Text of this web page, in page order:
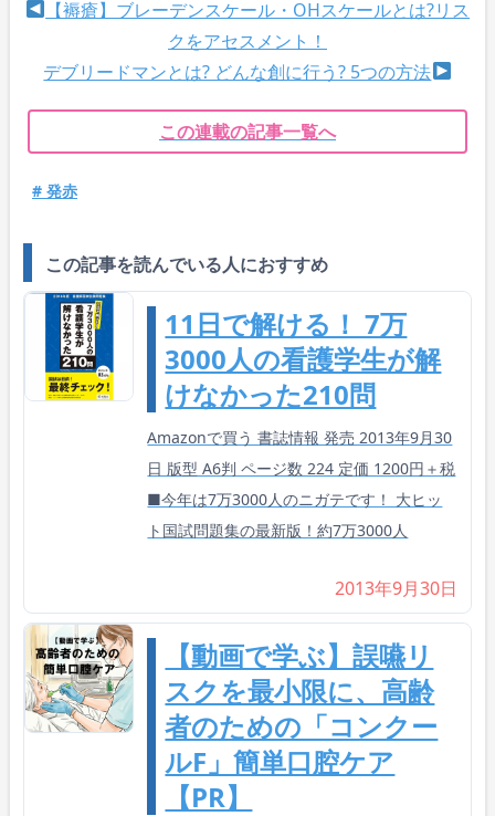
【褥瘡】ブレーデンスケール・OHスケールとは?リス
クをアセスメント！
デブリードマンとは? どんな創に行う? 5つの方法
この連載の記事一覧へ
# 発赤
この記事を読んでいる人におすすめ
11日で解ける！ 7万
3000人の看護学生が解
けなかった210問
Amazonで買う 書誌情報 発売 2013年9月30
日 版型 A6判 ページ数 224 定価 1200円＋税
■今年は7万3000人のニガテです！ 大ヒッ
ト国試問題集の最新版！約7万3000人
2013年9月30日
【動画で学ぶ】誤嚥リ
スクを最小限に、高齢
者のための「コンクー
ルF」簡単口腔ケア
【PR】